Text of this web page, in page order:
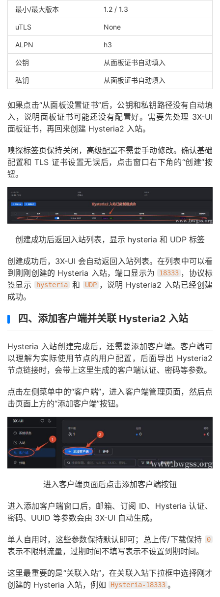
最小/最大版本 1.2 / 1.3
uTLS None
ALPN h3
公钥 从面板证书自动填入
私钥 从面板证书自动填入
如果点击“从面板设置证书”后，公钥和私钥路径没有自动填
入，说明面板证书可能还没有配置好。需要先处理 3X-UI
面板证书，再回来创建 Hysteria2 入站。
嗅探标签页保持关闭，高级配置不需要手动修改。确认基础
配置和 TLS 证书设置无误后，点击窗口右下角的“创建”按
钮。
创建成功后返回入站列表，显示 hysteria 和 UDP 标签
创建成功后，3X-UI 会自动返回入站列表。在列表中可以看
到刚刚创建的 Hysteria 入站，端口显示为
18333 ，协议标
签显示
hysteria 和 UDP ，说明 Hysteria2 入站已经创建
成功。
四、添加客户端并关联 Hysteria2 入站
Hysteria 入站创建完成后，还需要添加客户端。客户端可
以理解为实际使用节点的用户配置，后面导出 Hysteria2
节点链接时，会带上这里生成的客户端认证、密码等参数。
点击左侧菜单中的“客户端”，进入客户端管理页面，然后点
击页面上方的“添加客户端”按钮。
进入客户端页面后点击添加客户端按钮
进入添加客户端窗口后，邮箱、订阅 ID、Hysteria 认证、
密码、UUID 等参数会由 3X-UI 自动生成。
单人自用时，这些参数保持默认即可；总上传/下载保持 0
表示不限制流量，过期时间不填写表示不设置到期时间。
这里最重要的是“关联入站”，在关联入站下拉框中选择刚才
创建的 Hysteria 入站，例如
Hysteria-18333 。